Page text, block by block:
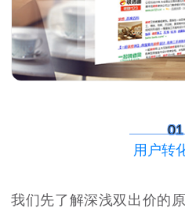
01
用户转
我们先了解深浅双出价的